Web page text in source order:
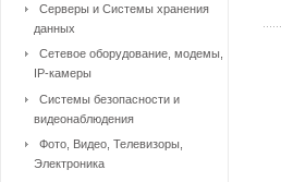
Серверы и Системы хранения
данных
Сетевое оборудование, модемы,
IP-камеры
Системы безопасности и
видеонаблюдения
Фото, Видео, Телевизоры,
Электроника